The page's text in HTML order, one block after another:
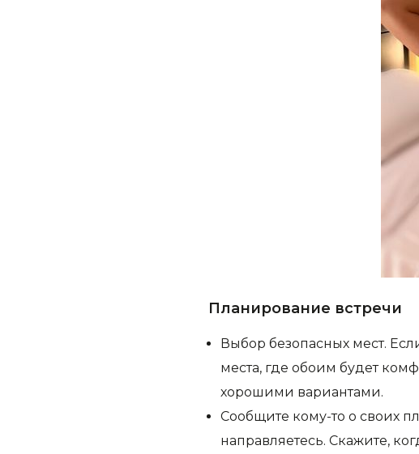
Планирование встречи
Выбор безопасных мест.
места, где обоим будет
хорошими вариантами.
Сообщите кому-то о своих
направляетесь. Скажите,